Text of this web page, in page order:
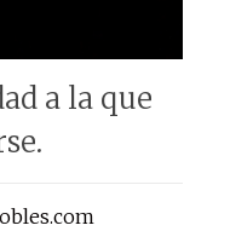
a la que